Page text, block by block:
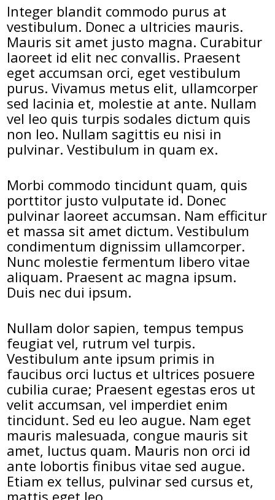
Integer blandit commodo purus at
vestibulum. Donec a ultricies mauris.
Mauris sit amet justo magna. Curabitur
laoreet id elit nec convallis. Praesent
eget accumsan orci, eget vestibulum
purus. Vivamus metus elit, ullamcorper
sed lacinia et, molestie at ante. Nullam
vel leo quis turpis sodales dictum quis
non leo. Nullam sagittis eu nisi in
pulvinar. Vestibulum in quam ex.
Morbi commodo tincidunt quam, quis
porttitor justo vulputate id. Donec
pulvinar laoreet accumsan. Nam efficitur
et massa sit amet dictum. Vestibulum
condimentum dignissim ullamcorper.
Nunc molestie fermentum libero vitae
aliquam. Praesent ac magna ipsum.
Duis nec dui ipsum.
Nullam dolor sapien, tempus tempus
feugiat vel, rutrum vel turpis.
Vestibulum ante ipsum primis in
faucibus orci luctus et ultrices posuere
cubilia curae; Praesent egestas eros ut
velit accumsan, vel imperdiet enim
tincidunt. Sed eu leo augue. Nam eget
mauris malesuada, congue mauris sit
amet, luctus quam. Mauris non orci id
ante lobortis finibus vitae sed augue.
Etiam ex tellus, pulvinar sed cursus et,
mattis eget leo.